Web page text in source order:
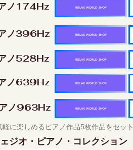
ノ174Hz RELAX WORLD SHOP
ノ396Hz RELAX WORLD SHOP
ノ528Hz RELAX WORLD SHOP
ノ639Hz RELAX WORLD SHOP
アノ963Hz RELAX WORLD SHOP
に楽しめるピアノ作品5枚作品をセット
ジオ・ピアノ・コレクション